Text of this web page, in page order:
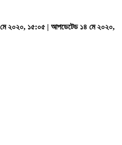
মে ২০২০, ১৫:০৫ | আপডেটেড ১৪ মে ২০২০,